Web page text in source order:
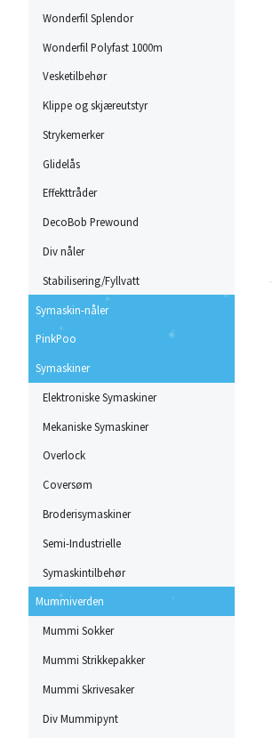
Wonderfil Splendor
Wonderfil Polyfast 1000m
Vesketilbehør
Klippe og skjæreutstyr
Strykemerker
Glidelås
Effekttråder
DecoBob Prewound
Div nåler
Stabilisering/Fyllvatt
Symaskin-nåler
PinkPoo
Symaskiner
Elektroniske Symaskiner
Mekaniske Symaskiner
Overlock
Coversøm
Broderisymaskiner
Semi-Industrielle
Symaskintilbehør
Mummiverden
Mummi Sokker
Mummi Strikkepakker
Mummi Skrivesaker
Div Mummipynt